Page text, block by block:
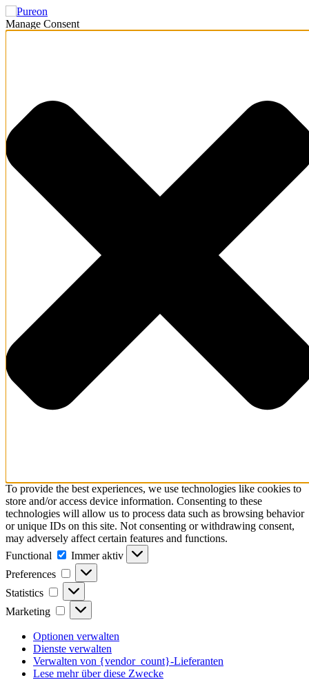
Manage Consent
To provide the best experiences, we use technologies like cookies to
store and/or access device information. Consenting to these
technologies will allow us to process data such as browsing behavior
or unique IDs on this site. Not consenting or withdrawing consent,
may adversely affect certain features and functions.
Functional
Functional
Immer aktiv
Preferences
Preferences
Statistics Statistics
Marketing Marketing
Optionen verwalten
Dienste verwalten
Verwalten von {vendor_count}-Lieferanten
Lese mehr über diese Zwecke